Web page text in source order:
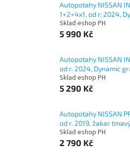
Autopotahy NISSAN
1+2+4x1, od r. 2024,
Sklad eshop PH
5 990 Kč
Autopotahy NISSAN
od r. 2024, Dynamic
Sklad eshop PH
5 290 Kč
Autopotahy NISSAN
od r. 2019, žakar
Sklad eshop PH
2 790 Kč